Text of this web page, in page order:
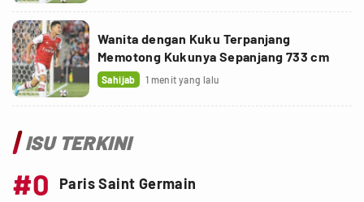
Wanita dengan Kuku Terpanjang
Memotong Kukunya Sepanjang 733 cm
Sahijab 1 menit yang lalu
ISU TERKINI
#0 Paris Saint Germain